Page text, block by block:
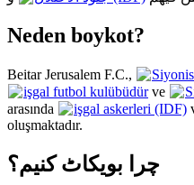
Neden boykot?
Beitar Jerusalem F.C.,
işgal futbol kulübüdürve
arasında
işgal askerleri (IDF)
oluşmaktadır.
چرا بویکاٹ کنیم؟